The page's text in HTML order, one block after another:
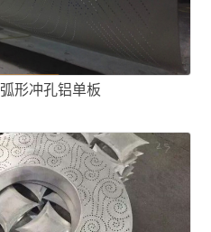
弧形冲孔铝单板